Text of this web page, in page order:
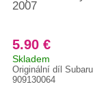
2007
5.90 €
Skladem
Originální díl Subaru
909130064